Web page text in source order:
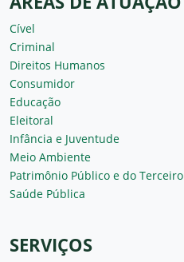
Cível
Criminal
Direitos Humanos
Consumidor
Educação
Eleitoral
Infância e Juventude
Meio Ambiente
Patrimônio Público e do Terceiro
Saúde Pública
SERVIÇOS